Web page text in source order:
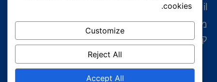
gabriel@benatovlaw.co.il
מצדה 9 בני ברק קומה 35 מגדל ב.ס.ר 3 (מול
קניון איילון ליד הרכבת הקלה בן גוריון)
cookies.
Customize
Reject All
Accept All